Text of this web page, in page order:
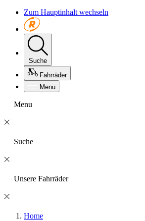
Zum Hauptinhalt wechseln
Suche
Fahrräder
Menu
Menu
Suche
Unsere Fahrräder
Home